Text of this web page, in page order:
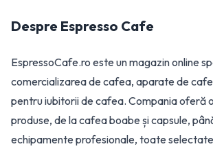
Despre Espresso Cafe
EspressoCafe.ro este un magazin online
comercializarea de cafea, aparate de
pentru iubitorii de cafea. Compania oferă
produse, de la cafea boabe și capsule,
echipamente profesionale, toate